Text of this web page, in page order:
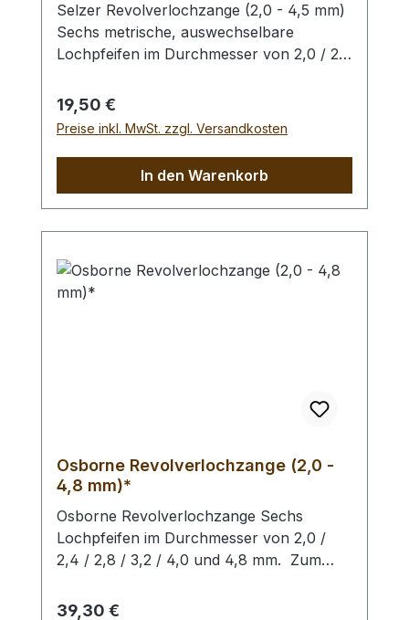
Selzer Revolverlochzange (2,0 - 4,5 mm)
Sechs metrische, auswechselbare
Lochpfeifen im Durchmesser von 2,0 / 2,5
Sichtfenster für gewählten
Lochdurchmesser. Automatischer
Feststeller, Oberfläche silber vernickelt mit
hergestellt in Remscheid / Deutschland.
Zum Lochen von Leder und ähnlichen
Materialien. - Ersatz - Lochpfeifen (2,0 -
Lochpfeifen (1,5 - 6,0 mm) /
Lochpfeifenwechsler sind erhältlich.
Regulärer Preis:
19,50 €
Preise inkl. MwSt. zzgl. Versandkosten
In den Warenkorb
Osborne Revolverlochzange (2,0 -
4,8 mm)*
Osborne Revolverlochzange Sechs
Lochpfeifen im Durchmesser von 2,0 /
2,4 / 2,8 / 3,2 / 4,0 und 4,8 mm. Zum
Materialien. -
Regulärer Preis:
39,30 €